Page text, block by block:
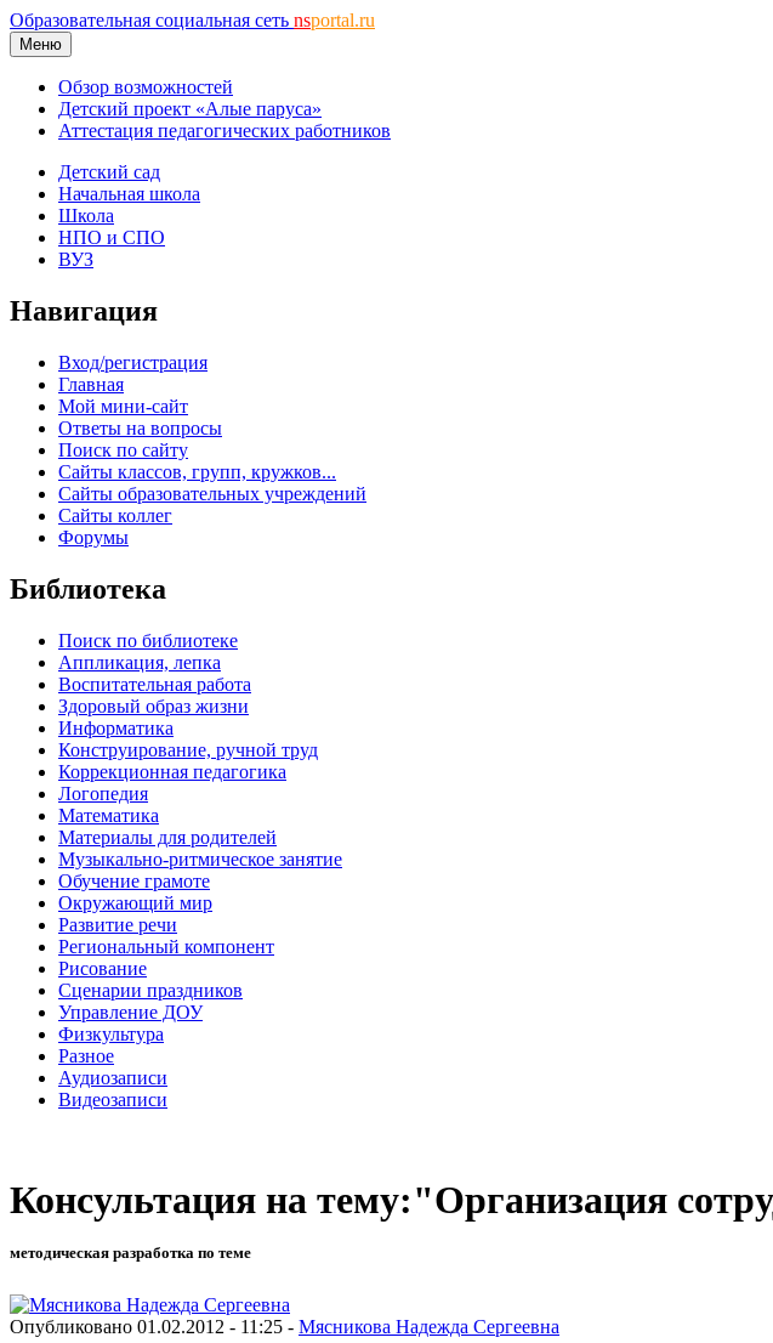
Образовательная социальная сеть nsportal.ru
Меню
Обзор возможностей
Детский проект «Алые паруса»
Аттестация педагогических работников
Детский сад
Начальная школа
Школа
НПО и СПО
ВУЗ
Навигация
Вход/регистрация
Главная
Мой мини-сайт
Ответы на вопросы
Поиск по сайту
Сайты классов, групп, кружков...
Сайты образовательных учреждений
Сайты коллег
Форумы
Библиотека
Поиск по библиотеке
Аппликация, лепка
Воспитательная работа
Здоровый образ жизни
Информатика
Конструирование, ручной труд
Коррекционная педагогика
Логопедия
Математика
Материалы для родителей
Музыкально-ритмическое занятие
Обучение грамоте
Окружающий мир
Развитие речи
Региональный компонент
Рисование
Сценарии праздников
Управление ДОУ
Физкультура
Разное
Аудиозаписи
Видеозаписи
Консультация на тему:"Организация
методическая разработка по теме
Опубликовано 01.02.2012 - 11:25 - Мясникова Надежда Сергеевна